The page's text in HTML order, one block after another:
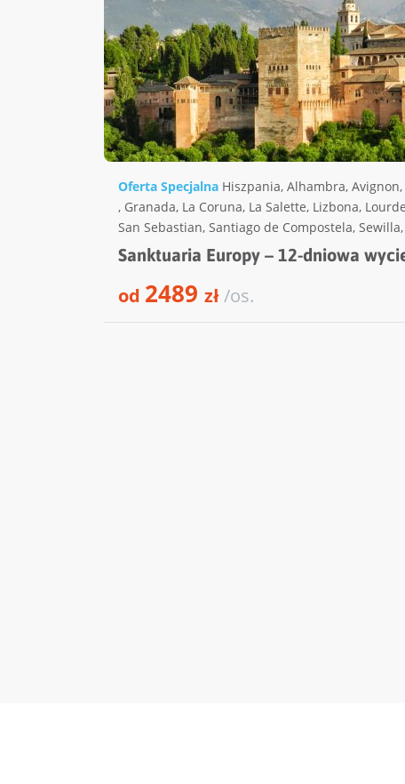
Oferta Specjalna Hiszpania, Alhambra, Avignon,
, Granada, La Coruna, La Salette, Lizbona,
San Sebastian, Santiago de Compostela, Sewilla,
Sanktuaria Europy – 12-dniowa
od 2489 zł/os.